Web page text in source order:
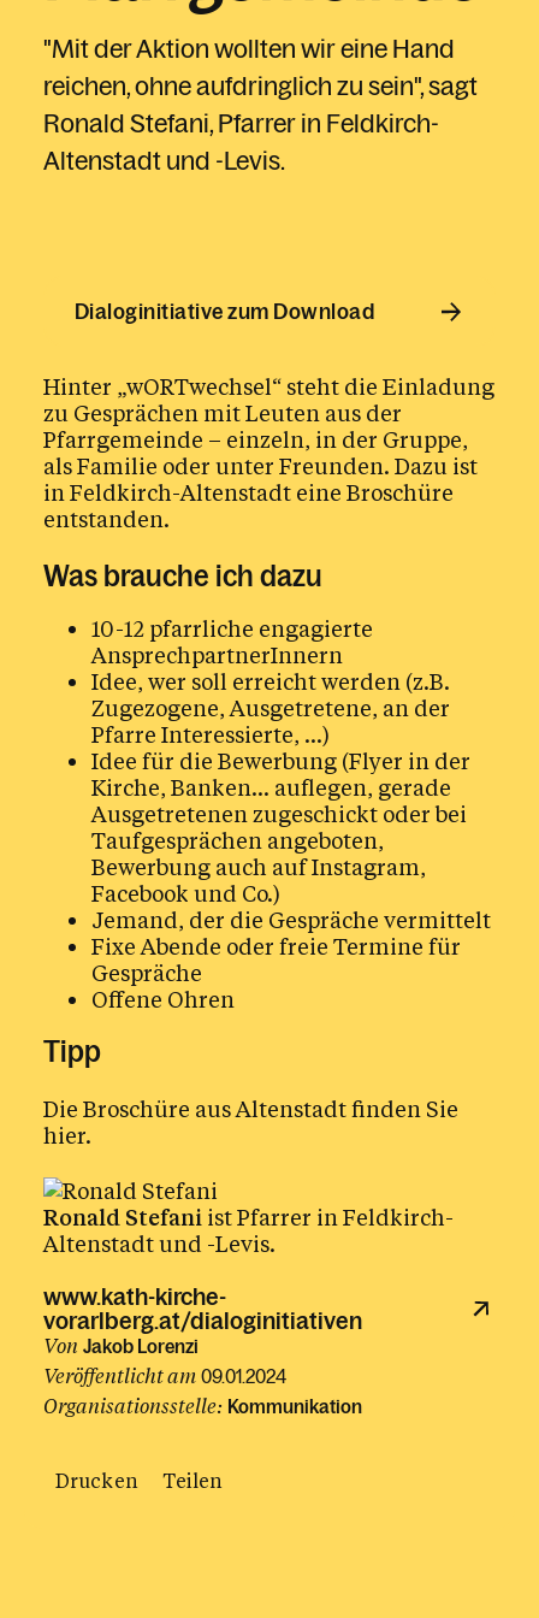
Druckerei
Elternbildung
Erstkommunion
Firmung
Kirchenmusik
Leitbilder
Liturgiebörse
Matriken
Neuland
Aktuelles
Informationen
Dialoginitiativen
Sammlungen
Newsletter
Organisationsberatung
Pfarrgemeinderat
Service für Pfarren
Tod und Trauer
Kalender
"Mit der Aktion wollten wir eine Hand
reichen, ohne aufdringlich zu sein", sagt
Ronald Stefani, Pfarrer in Feldkirch-
Altenstadt und -Levis.
Dialoginitiative zum Download
Hinter „wORTwechsel“ steht die Einladung
zu Gesprächen mit Leuten aus der
Pfarrgemeinde – einzeln, in der Gruppe,
als Familie oder unter Freunden. Dazu ist
in Feldkirch-Altenstadt eine Broschüre
entstanden.
Was brauche ich dazu
10-12 pfarrliche engagierte
AnsprechpartnerInnern
Idee, wer soll erreicht werden (z.B.
Zugezogene, Ausgetretene, an der
Pfarre Interessierte, …)
Idee für die Bewerbung (Flyer in der
Kirche, Banken… auflegen, gerade
Ausgetretenen zugeschickt oder bei
Taufgesprächen angeboten,
Bewerbung auch auf Instagram,
Facebook und Co.)
Jemand, der die Gespräche vermittelt
Fixe Abende oder freie Termine für
Gespräche
Offene Ohren
Tipp
Die Broschüre aus Altenstadt finden Sie
hier.
Ronald Stefani ist Pfarrer in Feldkirch-
Altenstadt und -Levis.
www.kath-kirche-
vorarlberg.at/dialoginitiativen
Von Jakob Lorenzi
Veröffentlicht am 09.01.2024
Organisationsstelle: Kommunikation
Drucken Teilen